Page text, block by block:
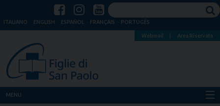
ITALIANO ENGLISH ESPAÑOL FRANÇAIS PORTUGÊS
Webmail Area Riservata
MENU